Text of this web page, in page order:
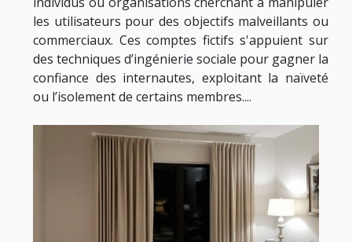
les utilisateurs pour des objectifs malveillants ou
commerciaux. Ces comptes fictifs s'appuient sur
des techniques d’ingénierie sociale pour gagner la
confiance des internautes, exploitant la naïveté
ou l’isolement de certains membres....